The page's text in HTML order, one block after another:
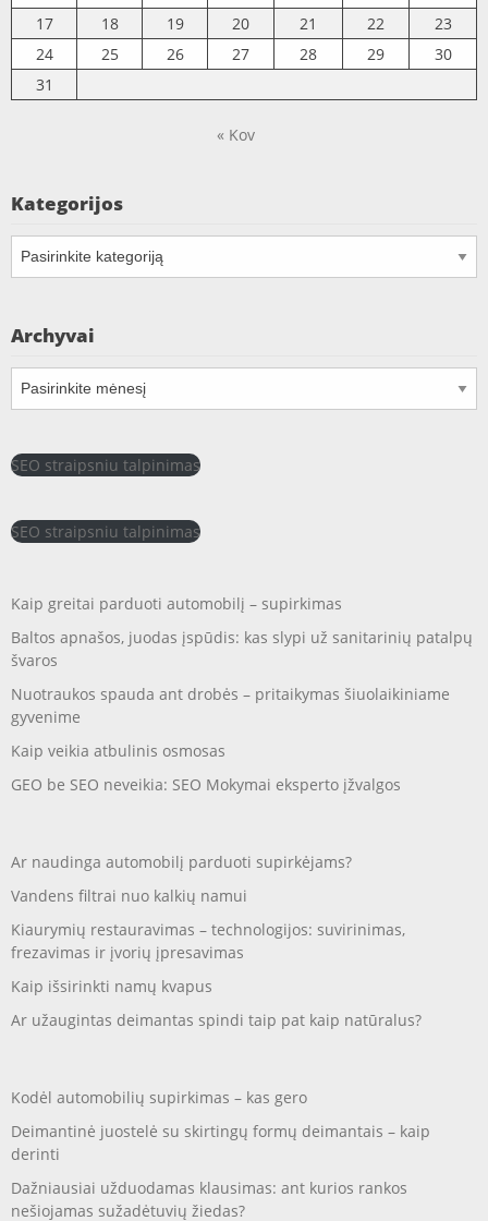
17
18 19 20 21 22
23
24
25 26 27 28 29
30
31
« Kov
Kategorijos
Kategorijos
Archyvai
Archyvai
SEO straipsniu talpinimas
SEO straipsniu talpinimas
Kaip greitai parduoti automobilį – supirkimas
Baltos apnašos, juodas įspūdis: kas slypi už sanitarinių patalpų
švaros
Nuotraukos spauda ant drobės – pritaikymas šiuolaikiniame
gyvenime
Kaip veikia atbulinis osmosas
GEO be SEO neveikia: SEO Mokymai eksperto įžvalgos
Ar naudinga automobilį parduoti supirkėjams?
Vandens filtrai nuo kalkių namui
Kiaurymių restauravimas – technologijos: suvirinimas,
frezavimas ir įvorių įpresavimas
Kaip išsirinkti namų kvapus
Ar užaugintas deimantas spindi taip pat kaip natūralus?
Kodėl automobilių supirkimas – kas gero
Deimantinė juostelė su skirtingų formų deimantais – kaip
derinti
Dažniausiai užduodamas klausimas: ant kurios rankos
nešiojamas sužadėtuvių žiedas?